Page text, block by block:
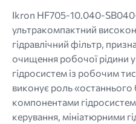
Ikron HF705-10.040-
ультракомпактний
гідравлічний фільтр,
очищення робочої рідини у
гідросистем із робочим
виконує роль «останнього
компонентами
керування, мініатюрними